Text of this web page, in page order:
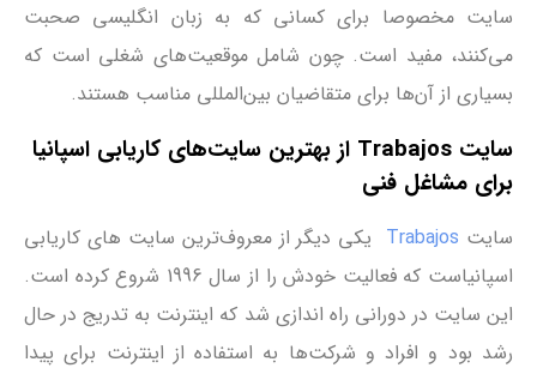
سایت مخصوصا برای کسانی که به زبان انگلیسی صحبت
می‌کنند، مفید است. چون شامل موقعیت‌های شغلی است که
بسیاری از آن‌ها برای متقاضیان بین‌المللی مناسب هستند.
سایت Trabajos از بهترین سایت‌های کاریابی اسپانیا
برای مشاغل فنی
سایت Trabajos یکی دیگر از معروف‌ترین ‌سایت‌ های‌ کاریابی
اسپانیاست که فعالیت خودش را از سال 1996 شروع کرده است.
این سایت در دورانی راه اندازی شد که اینترنت به تدریج در حال
رشد بود و افراد و شرکت‌ها به استفاده از اینترنت برای پیدا